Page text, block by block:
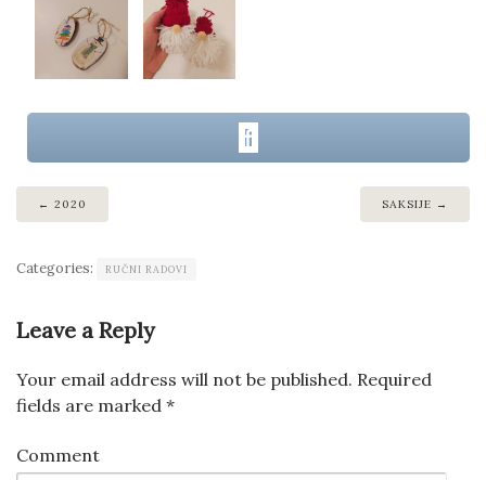
2020 SAKSIJE
Categories: RUČNI RADOVI
Leave a Reply
Your email address will not be published. Required
fields are marked *
Comment